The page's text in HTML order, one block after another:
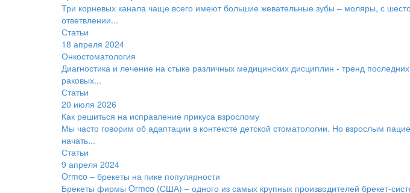
Три корневых канала чаще всего имеют большие жевательные зубы – моляры, с
ответвлении...
Статьи
18 апреля 2024
Онкостоматология
Диагностика и лечение на стыке различных медицинских дисциплин - тренд
раковых...
Статьи
20 июля 2026
Как решиться на исправление прикуса взрослому
Мы часто говорим об адаптации в контексте детской стоматологии. Но взрослым
начать...
Статьи
9 апреля 2024
Ormco – брекеты на пике популярности
Брекеты фирмы Ormco (США) – одного из самых крупных производителей брекет-